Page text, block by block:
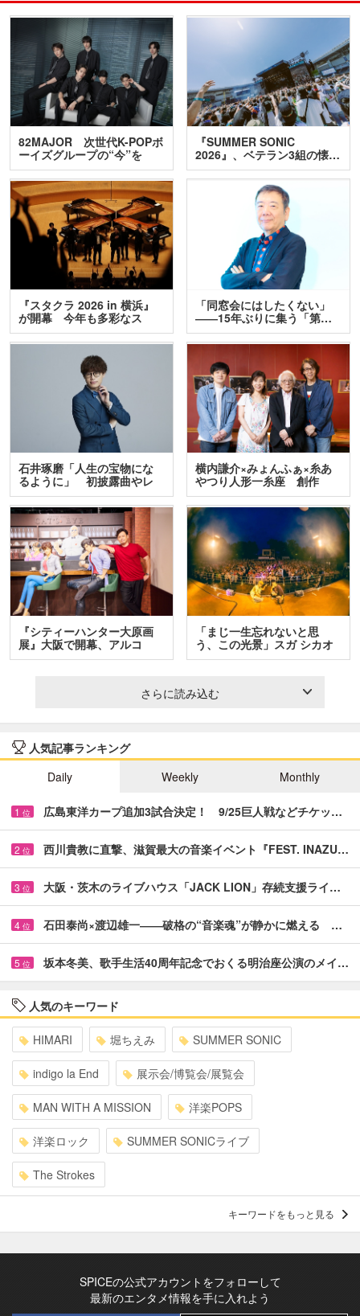
82MAJOR 次世代K-POPボ
ーイズグループの“今”を
訊…
『SUMMER SONIC
2026』、ベテラン3組の懐…
『スタクラ 2026 in 横浜』
が開幕 今年も多彩なス
テ…
「同窓会にはしたくない」
――15年ぶりに集う「第…
石井琢磨「人生の宝物にな
るように」 初披露曲やレ
ア…
横内謙介×みょんふぁ×糸あ
やつり人形一糸座 創作
人…
『シティーハンター大原画
展』大阪で開幕、アルコ
＆…
「まじ一生忘れないと思
う、この光景」スガ シカオ
と…
さらに読み込む
人気記事ランキング
Daily
Weekly Monthly
1 位 広島東洋カープ追加3試合決定！ 9/25巨人戦などチケッ…
2 位 西川貴教に直撃、滋賀最大の音楽イベント『FEST. INAZU…
3 位 大阪・茨木のライブハウス「JACK LION」存続支援ライ…
4 位 石田泰尚×渡辺雄一――破格の“音楽魂”が静かに燃える …
5 位 坂本冬美、歌手生活40周年記念でおくる明治座公演のメイ…
人気のキーワード
HIMARI 堀ちえみ SUMMER SONIC
indigo la End 展示会/博覧会/展覧会
MAN WITH A MISSION 洋楽POPS
洋楽ロック SUMMER SONICライブ
The Strokes
キーワードをもっと見る
SPICEの公式アカウントをフォローして
最新のエンタメ情報を手に入れよう